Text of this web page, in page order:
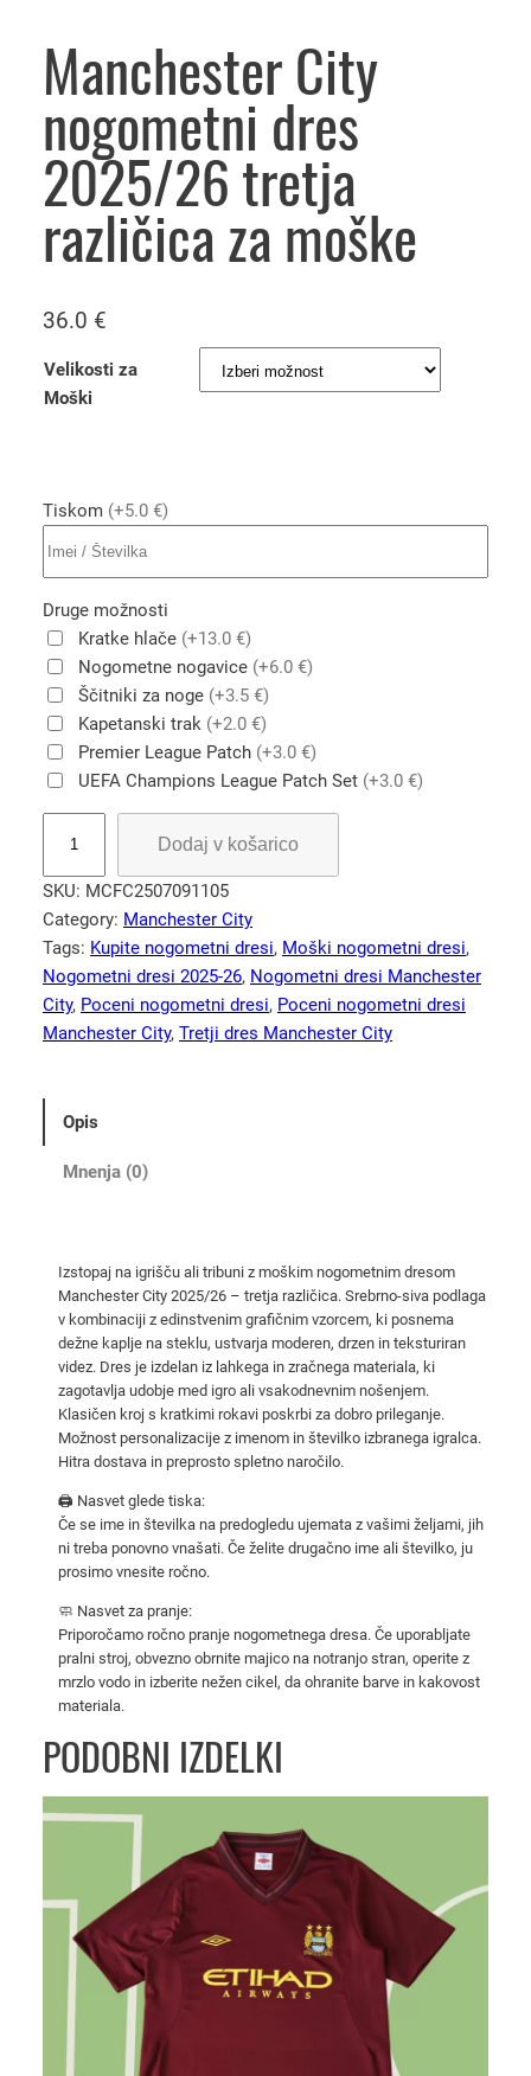
Manchester City
nogometni dres
2025/26 tretja
različica za moške
36.0 €
Velikosti za
Moški
Tiskom (+5.0 €)
Druge možnosti
Kratke hlače (+13.0 €)
Nogometne nogavice (+6.0 €)
Ščitniki za noge (+3.5 €)
Kapetanski trak (+2.0 €)
Premier League Patch (+3.0 €)
UEFA Champions League Patch Set (+3.0 €)
n
c
h
e
s
t
6
t
r
j
Dodaj v košarico
SKU: MCFC2507091105
Category: Manchester City
Tags: Kupite nogometni dresi, Moški nogometni dresi
Nogometni dresi 2025-26, Nogometni dresi Manchester
City, Poceni nogometni dresi, Poceni nogometni dresi
Manchester City, Tretji dres Manchester City
Opis
Mnenja (0)
Izstopaj na igrišču ali tribuni z moškim nogometnim dresom
Manchester City 2025/26 – tretja različica. Srebrno-siva podlaga
v kombinaciji z edinstvenim grafičnim vzorcem, ki posnema
dežne kaplje na steklu, ustvarja moderen, drzen in teksturiran
videz. Dres je izdelan iz lahkega in zračnega materiala, ki
zagotavlja udobje med igro ali vsakodnevnim nošenjem.
Klasičen kroj s kratkimi rokavi poskrbi za dobro prileganje.
Možnost personalizacije z imenom in številko izbranega igralca.
Hitra dostava in preprosto spletno naročilo.
🖨️ Nasvet glede tiska:
Če se ime in številka na predogledu ujemata z vašimi željami, jih
ni treba ponovno vnašati. Če želite drugačno ime ali številko, ju
prosimo vnesite ročno.
🧼 Nasvet za pranje:
Priporočamo ročno pranje nogometnega dresa. Če uporabljate
pralni stroj, obvezno obrnite majico na notranjo stran, operite z
mrzlo vodo in izberite nežen cikel, da ohranite barve in kakovost
materiala.
PODOBNI IZDELKI